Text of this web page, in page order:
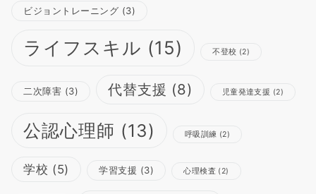
ビジョントレーニング (3)
ライフスキル (15) 不登校 (2)
二次障害 (3) 代替支援 (8) 児童発達支援 (2)
公認心理師 (13) 呼吸訓練 (2)
学校 (5) 学習支援 (3) 心理検査 (2)